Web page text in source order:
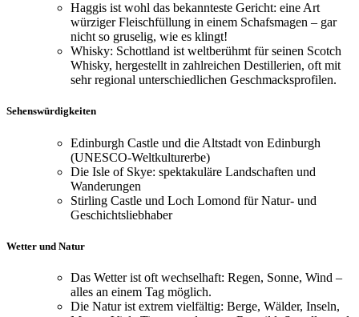
Haggis ist wohl das bekannteste Gericht: eine Art
würziger Fleischfüllung in einem Schafsmagen – gar
nicht so gruselig, wie es klingt!
Whisky: Schottland ist weltberühmt für seinen Scotch
Whisky, hergestellt in zahlreichen Destillerien, oft mit
sehr regional unterschiedlichen Geschmacksprofilen.
Sehenswürdigkeiten
Edinburgh Castle und die Altstadt von Edinburgh
(UNESCO-Weltkulturerbe)
Die Isle of Skye: spektakuläre Landschaften und
Wanderungen
Stirling Castle und Loch Lomond für Natur- und
Geschichtsliebhaber
Wetter und Natur
Das Wetter ist oft wechselhaft: Regen, Sonne, Wind –
alles an einem Tag möglich.
Die Natur ist extrem vielfältig: Berge, Wälder, Inseln,